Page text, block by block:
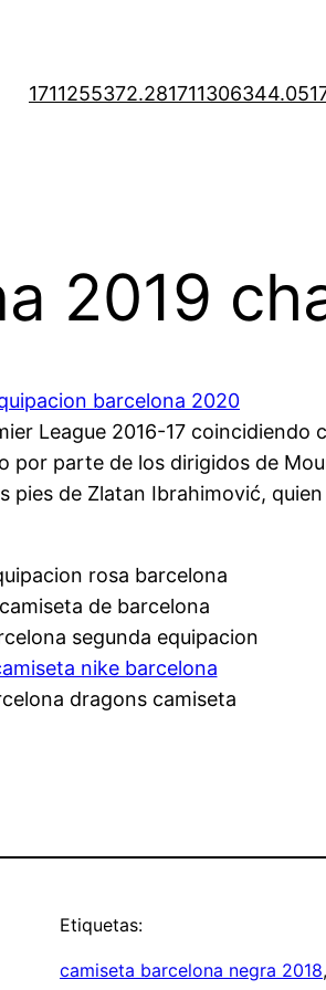
1711255372.281711306344.05
2019
League 2016-17
por parte de los dirigidos de
de Zlatan Ibrahimović,
Etiquetas:
camiseta barcelona negra 2018,